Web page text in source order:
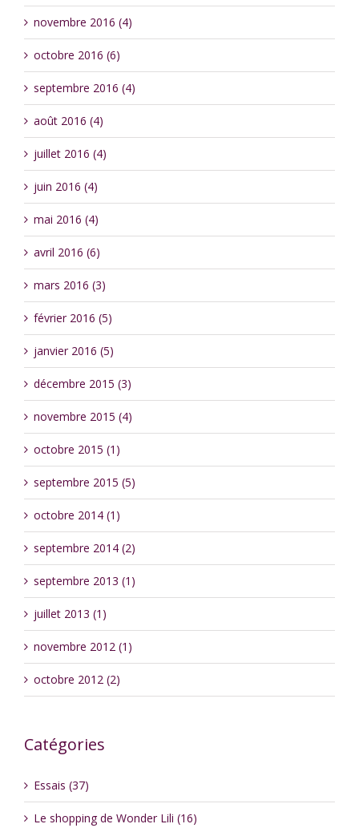
novembre 2016 (4)
octobre 2016 (6)
septembre 2016 (4)
août 2016 (4)
juillet 2016 (4)
juin 2016 (4)
mai 2016 (4)
avril 2016 (6)
mars 2016 (3)
février 2016 (5)
janvier 2016 (5)
décembre 2015 (3)
novembre 2015 (4)
octobre 2015 (1)
septembre 2015 (5)
octobre 2014 (1)
septembre 2014 (2)
septembre 2013 (1)
juillet 2013 (1)
novembre 2012 (1)
octobre 2012 (2)
Catégories
Essais (37)
Le shopping de Wonder Lili (16)